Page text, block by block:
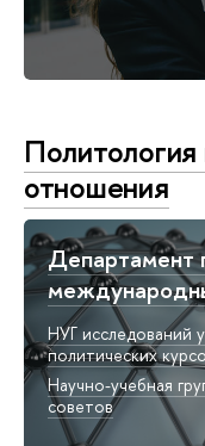
отношения
Департамент
НУГ исследований
политических
Научно-учебная
советов